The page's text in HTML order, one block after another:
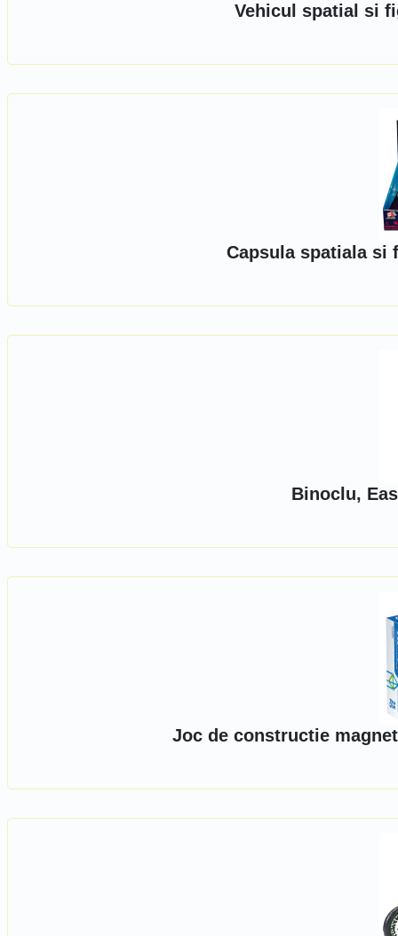
Vehicul spatial si
Capsula spatiala si
Binoclu,
Joc de constructie